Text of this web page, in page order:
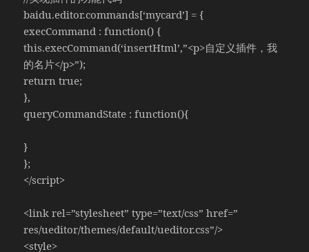
baidu.editor.commands[‘mycard’] = {
execCommand : function() {
this.execCommand(‘insertHtml’,”<p>自定义插件，我
的名片</p>”);
return true;
},
queryCommandState : function(){
}
};
</script>
<link rel=”stylesheet” type=”text/css” href=”
res/ueditor/themes/default/ueditor.css”/>
<style>